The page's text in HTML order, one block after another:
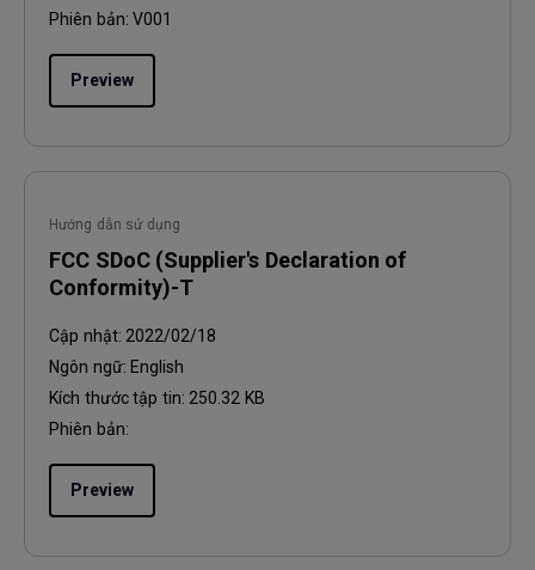
Phiên bản: V001
Preview
Hướng dẫn sử dụng
FCC SDoC (Supplier's Declaration of
Conformity)-T
Cập nhật: 2022/02/18
Ngôn ngữ: English
Kích thước tập tin: 250.32 KB
Phiên bản:
Preview